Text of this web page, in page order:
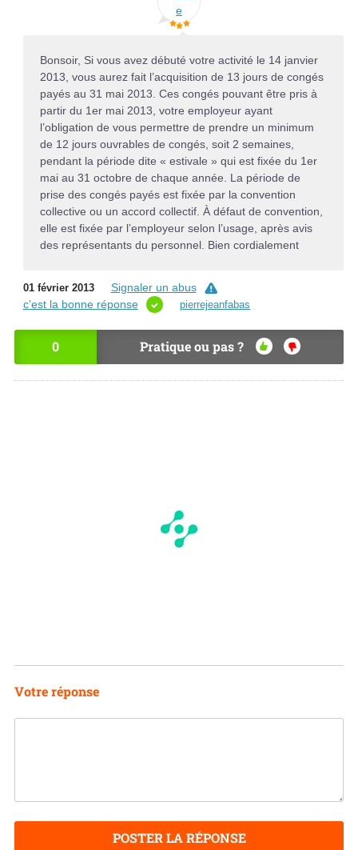
Bonsoir, Si vous avez débuté votre activité le 14 janvier
2013, vous aurez fait l’acquisition de 13 jours de congés
payés au 31 mai 2013. Ces congés pouvant être pris à
partir du 1er mai 2013, votre employeur ayant
l’obligation de vous permettre de prendre un minimum
de 12 jours ouvrables de congés, soit 2 semaines,
pendant la période dite « estivale » qui est fixée du 1er
mai au 31 octobre de chaque année. La période de
prise des congés payés est fixée par la convention
collective ou un accord collectif. À défaut de convention,
elle est fixée par l’employeur selon l’usage, après avis
des représentants du personnel. Bien cordialement
01 février 2013
Signaler un abus
c’est la bonne réponse
pierrejeanfabas
0 Pratique ou pas ?
OU
I
NO
Votre réponse
POSTER LA RÉPONSE